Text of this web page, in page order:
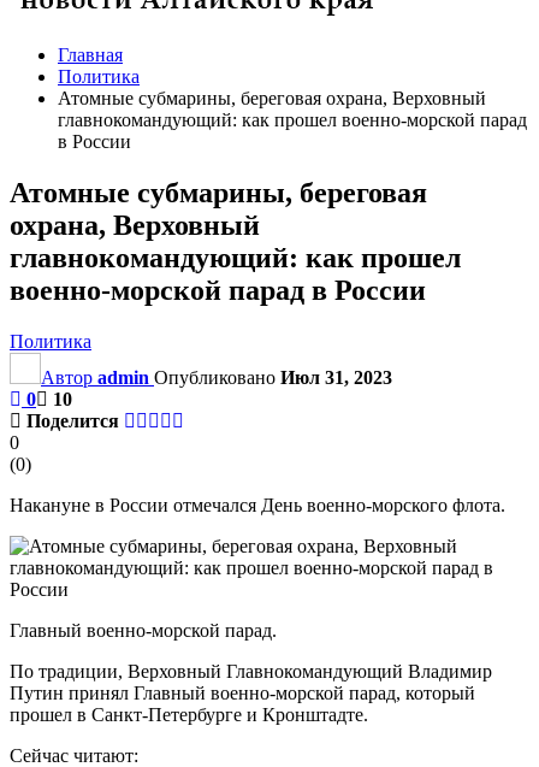
Главная
Политика
Атомные субмарины, береговая охрана, Верховный
главнокомандующий: как прошел военно-морской парад
в России
Атомные субмарины, береговая
охрана, Верховный
главнокомандующий: как прошел
военно-морской парад в России
Политика
Автор admin Опубликовано Июл 31, 2023
0
10
Поделится
0
(0)
Накануне в России отмечался День военно-морского флота.
Главный военно-морской парад.
По традиции, Верховный Главнокомандующий Владимир
Путин принял Главный военно-морской парад, который
прошел в Санкт-Петербурге и Кронштадте.
Сейчас читают: